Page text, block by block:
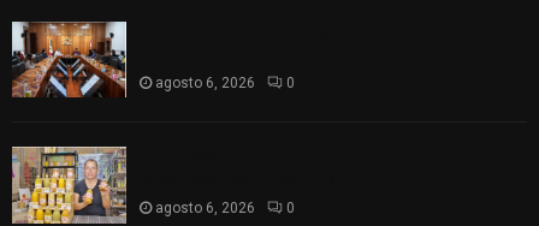
agosto 6, 2026 0
agosto 6, 2026 0